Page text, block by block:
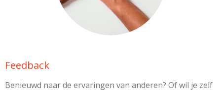
Feedback
Benieuwd naar de ervaringen van anderen? Of wil je zelf